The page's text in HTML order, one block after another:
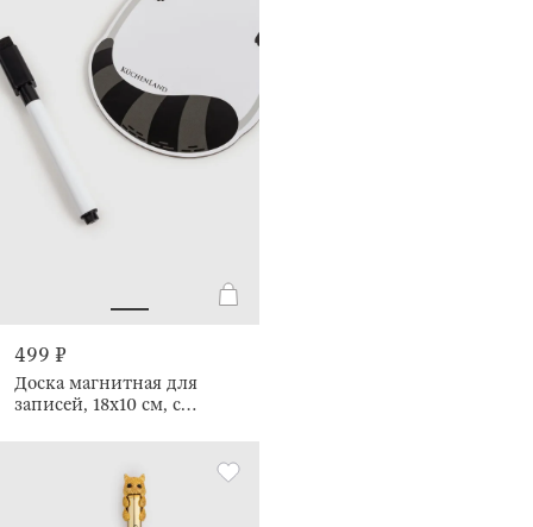
499 ₽
Доска магнитная для
записей, 18х10 см, с